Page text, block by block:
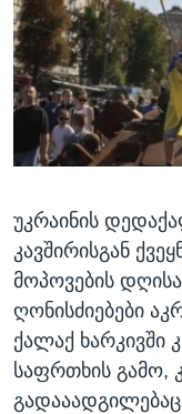
ᲡᲢᲣᲓᲘᲐ ᲕᲐᲨᲘᲜᲒᲢᲝᲜᲘ
ᲔᲙᲝᲜᲝᲛᲘᲙᲐ
ᲯᲐᲜᲛᲠᲗᲔᲚᲝᲑᲐ
ᲛᲔᲪᲜᲘᲔᲠᲔᲑᲐ
ᲘᲜᲢᲔᲠᲕᲘᲣ
ᲒᲐᲚᲘᲚᲔᲝ
ᲓᲔᲖᲘᲜᲤᲝᲠᲛᲐᲪᲘᲐ
Learning English
ᲗᲕᲐᲚᲘ ᲒᲕᲐᲓᲔᲕᲜᲔᲗ
უკრაინის
კავშირისგან
მოპოვების
ღონისძიებები
ქალაქ ხარკივში
საფრთხის გამო,